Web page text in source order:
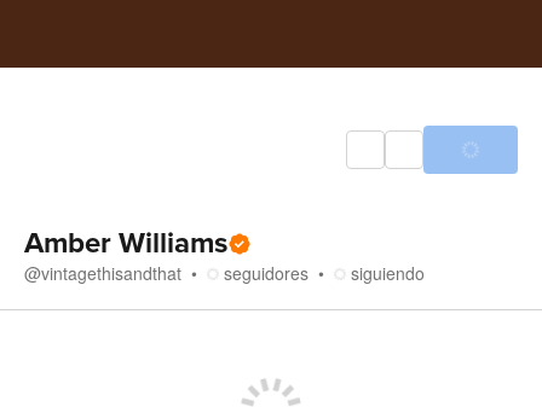
Amber Williams
@vintagethisandthat seguidores siguiendo